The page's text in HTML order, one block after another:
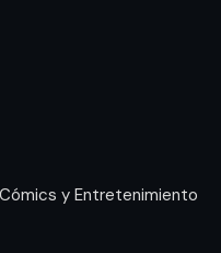
y Entretenimiento